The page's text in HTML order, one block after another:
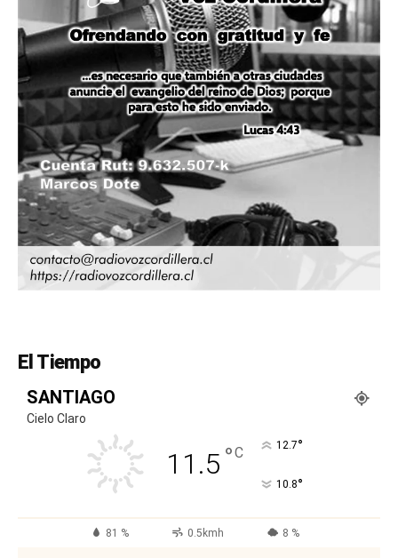
El Tiempo
SANTIAGO
Cielo Claro
11.5 °C 12.7°
10.8°
81 % 0.5kmh 8 %